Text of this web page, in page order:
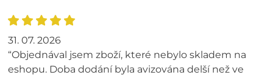
31. 07. 2026
“Objednával jsem zboží, které nebylo skladem na
eshopu. Doba dodání byla avizována delší než ve